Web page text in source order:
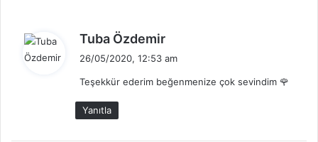
Tuba Özdemir
i
26/05/2020, 12:53 am
Teşekkür ederim beğenmenize çok sevindim 🌹
Yanıtla